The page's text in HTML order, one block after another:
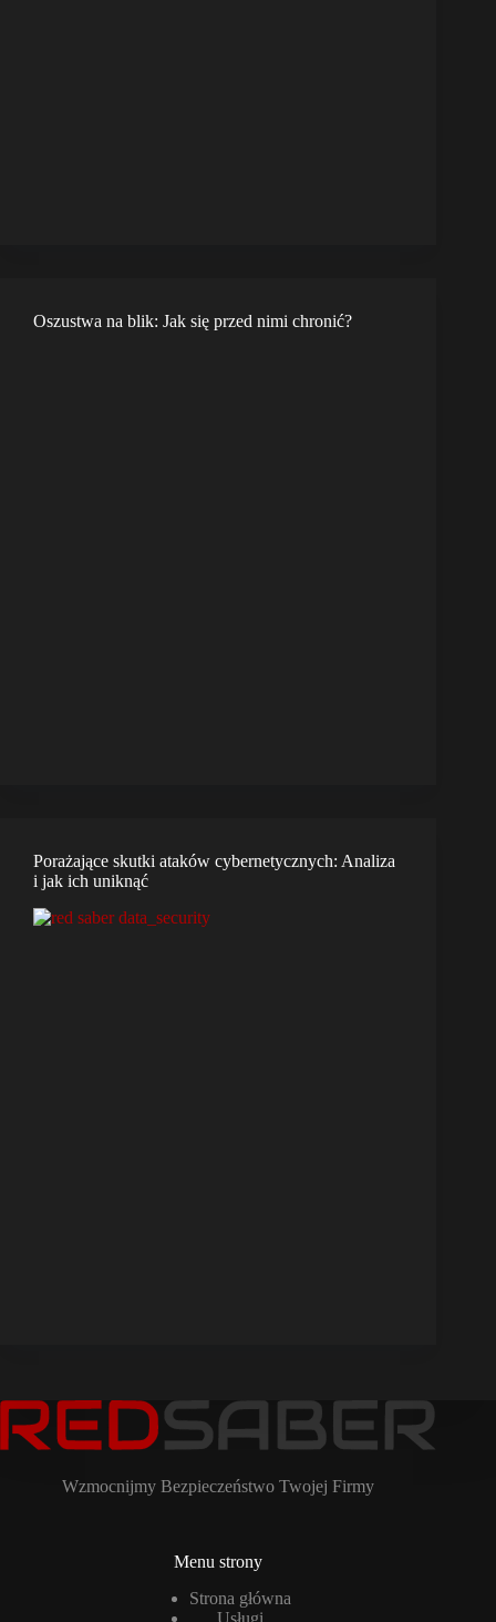
Oszustwa na blik: Jak się przed nimi chronić?
Porażające skutki ataków cybernetycznych: Analiza
i jak ich uniknąć
Wzmocnijmy Bezpieczeństwo Twojej Firmy
Menu strony
Strona główna